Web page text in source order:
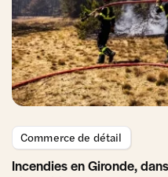
Commerce de détail
Incendies en Gironde,